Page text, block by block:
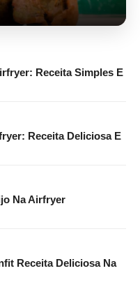
Receita Simples E
Receita Deliciosa E
Na Airfryer
Receita Deliciosa Na